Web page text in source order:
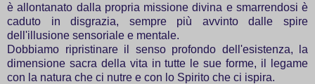
è allontanato dalla propria missione divina e smarrendosi è
caduto in disgrazia, sempre più avvinto dalle spire
dell'illusione sensoriale e mentale.
Dobbiamo ripristinare il senso profondo dell'esistenza, la
dimensione sacra della vita in tutte le sue forme, il legame
con la natura che ci nutre e con lo Spirito che ci ispira.